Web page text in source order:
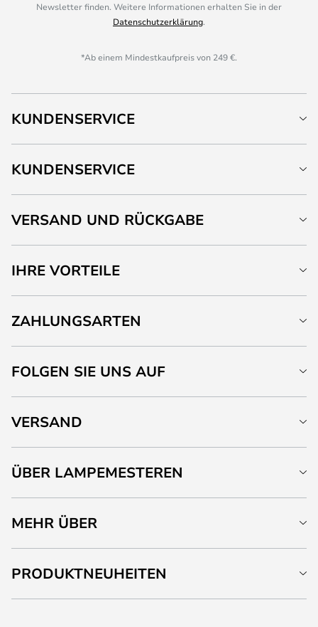
Newsletter finden. Weitere Informationen erhalten Sie in der
Datenschutzerklärung.
*Ab einem Mindestkaufpreis von 249 €.
KUNDENSERVICE
KUNDENSERVICE
VERSAND UND RÜCKGABE
IHRE VORTEILE
ZAHLUNGSARTEN
FOLGEN SIE UNS AUF
VERSAND
ÜBER LAMPEMESTEREN
MEHR ÜBER
PRODUKTNEUHEITEN